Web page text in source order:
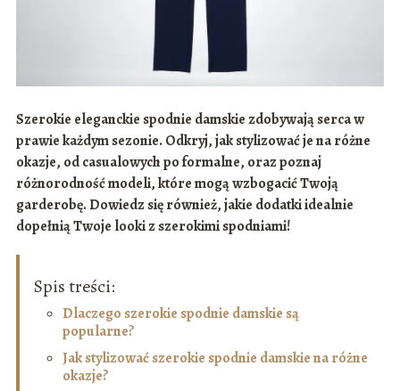
Szerokie eleganckie spodnie damskie zdobywają serca w
prawie każdym sezonie. Odkryj, jak stylizować je na różne
okazje, od casualowych po formalne, oraz poznaj
różnorodność modeli, które mogą wzbogacić Twoją
garderobę. Dowiedz się również, jakie dodatki idealnie
dopełnią Twoje looki z szerokimi spodniami!
Spis treści:
Dlaczego szerokie spodnie damskie są
popularne?
Jak stylizować szerokie spodnie damskie na różne
okazje?